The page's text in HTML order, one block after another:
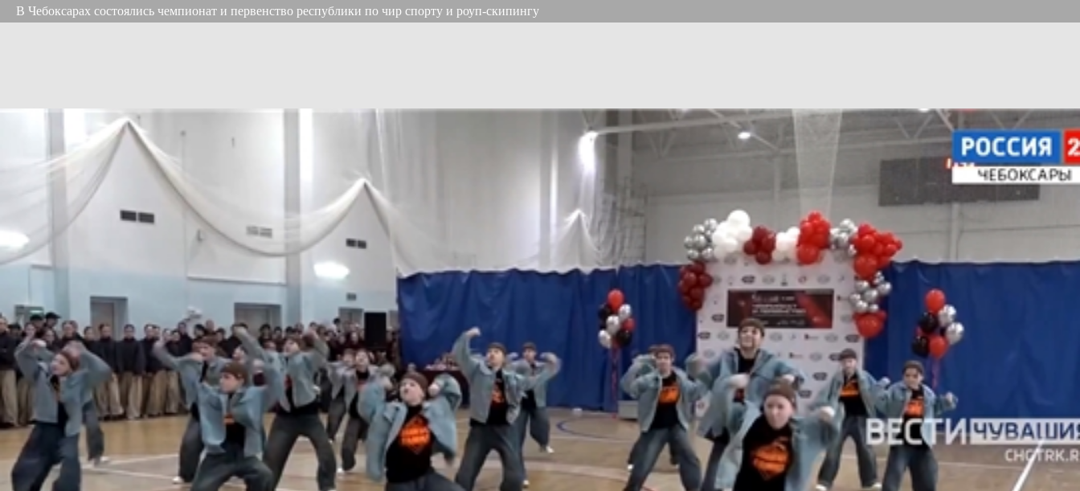
В Чебоксарах состоялись чемпионат и первенство республики по чир спорту и роуп-скипингу